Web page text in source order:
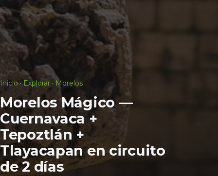
Inicio· Explorar · Morelos
Morelos Mágico —
Cuernavaca +
Tepoztlán +
Tlayacapan en circuito
de 2 días